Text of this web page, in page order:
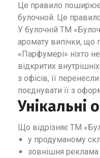
Це правило
булочной. Це правило
У булочній ТМ
аромату випічки, що
«Парфумері» ніхто
відкритих
з офісів, її
поєднувати її з
Унікальні
Що відрізняє ТМ
у продуманому
зовнішня реклама